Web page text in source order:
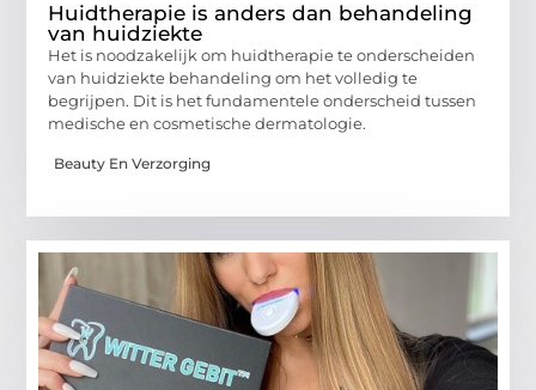
Huidtherapie is anders dan behandeling
van huidziekte
Het is noodzakelijk om huidtherapie te onderscheiden
van huidziekte behandeling om het volledig te
begrijpen. Dit is het fundamentele onderscheid tussen
medische en cosmetische dermatologie.
Beauty En Verzorging